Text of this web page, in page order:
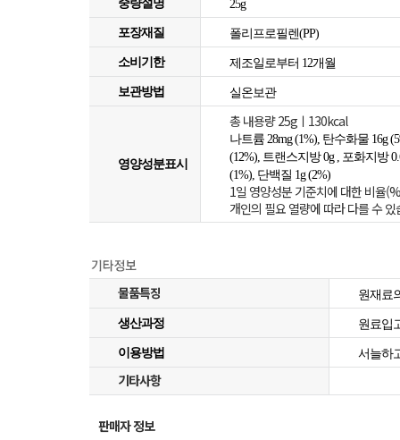
중량설명 25g
포장재질 폴리프로필렌(PP)
소비기한 제조일로부터 12개월
보관방법 실온보관
영양성분표시
총 내용량 25gㅣ130kcal
나트륨 28mg (1%), 탄수화물 16g
(12%), 트랜스지방 0g , 포화지방
(1%), 단백질 1g (2%)
1일 영양성분 기준치에 대한 비율
개인의 필요 열량에 따라 다를 수 있
물품특징 원재료
생산과정 원료입
이용방법 서늘하
기타사항
판매자 정보